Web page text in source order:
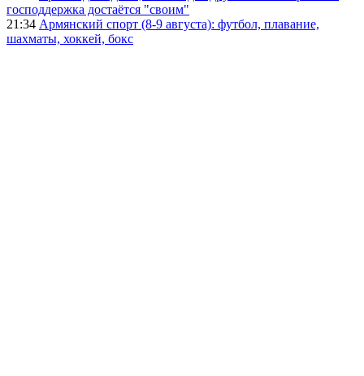
господдержка достаётся "своим"
21:34 Армянский спорт (8-9 августа): футбол, плавание,
шахматы, хоккей, бокс